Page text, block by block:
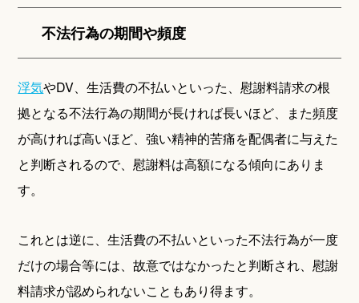
不法行為の期間や頻度
浮気やDV、生活費の不払いといった、慰謝料請求の根
拠となる不法行為の期間が長ければ長いほど、また頻度
が高ければ高いほど、強い精神的苦痛を配偶者に与えた
と判断されるので、慰謝料は高額になる傾向にありま
す。
これとは逆に、生活費の不払いといった不法行為が一度
だけの場合等には、故意ではなかったと判断され、慰謝
料請求が認められないこともあり得ます。